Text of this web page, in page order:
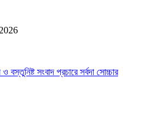
সংবাদ প্রচারে সর্বদা সোচ্চার